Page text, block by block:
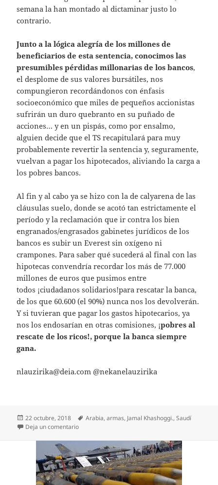
semana la han montado al dictaminar justo lo
contrario.
Junto a la lógica alegría de los millones de
beneficiarios de esta sentencia, conocimos las
presumibles pérdidas millonarias de los bancos,
el desplome de sus valores bursátiles, nos
compungieron recordándonos con énfasis
socioeconómico que miles de pequeños accionistas
sufrirán un duro quebranto en su puñado de
acciones… y en un pispás, como por ensalmo,
alguien decide que el TS recapitulará para muy
probablemente revertir la sentencia y, seguramente,
vuelvan a pagar los hipotecados, aliviando la carga a
los pobres bancos.
Al fin y al cabo ya se hizo con la de calyarena de las
cláusulas suelo, donde se acotó tan estrictamente el
período y la reclamación que ir contra los bien
engranados/engrasados gabinetes jurídicos de los
bancos es subir un Everest sin oxígeno ni
crampones. Para saber qué sucederá al final con las
hipotecas convendría recordar los más de 77.000
millones de euros que pusimos entre
todos ¡ciudadanos solidarios!para rescatar la banca,
de los que 60.600 (el 90%) nunca nos los devolverán.
Y si tuvieran que pagar los gastos hipotecarios, ya
nos los endosarían en otras comisiones, ¡pobres al
rescate de los ricos!, porque la banca siempre
gana.
nlauzirika@deia.com @nekanelauzirika
Publicado
el
22 octubre, 2018 Etiquetas
Arabia,armas, Jamal Khashoggi.,Saudí
Deja un comentarioen La banca siempre gana